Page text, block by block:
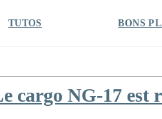
TUTOS BONS
cargo NG-17 est